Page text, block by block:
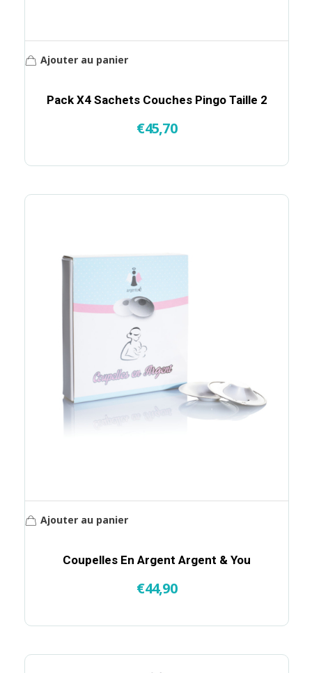
Pack X4 Sachets Couches Pingo Taille 2
€45,70
Ajouter au panier
Coupelles En Argent Argent & You
€44,90
Ajouter au panier